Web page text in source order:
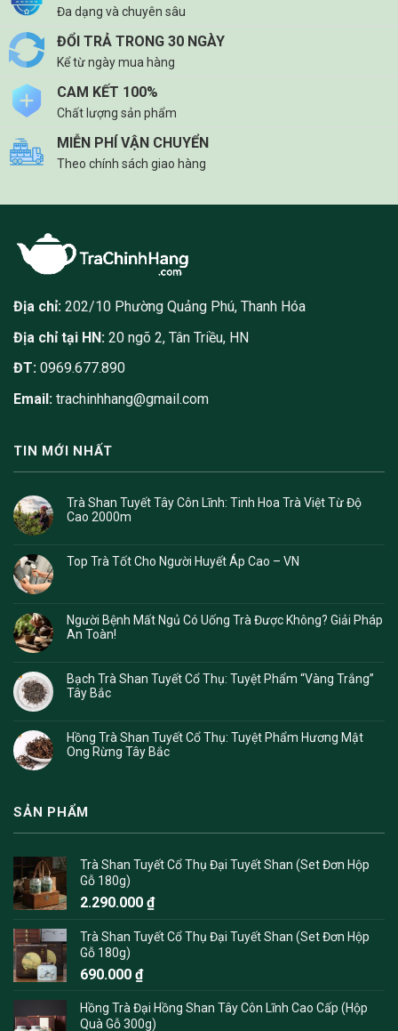
Đa dạng và chuyên sâu
ĐỔI TRẢ TRONG 30 NGÀY
Kể từ ngày mua hàng
CAM KẾT 100%
Chất lượng sản phẩm
MIỄN PHÍ VẬN CHUYỂN
Theo chính sách giao hàng
Địa chỉ: 202/10 Phường Quảng Phú, Thanh Hóa
Địa chỉ tại HN: 20 ngõ 2, Tân Triều, HN
ĐT: 0969.677.890
Email: trachinhhang@gmail.com
TIN MỚI NHẤT
Trà Shan Tuyết Tây Côn Lĩnh: Tinh Hoa Trà Việt Từ Độ
Cao 2000m
Top Trà Tốt Cho Người Huyết Áp Cao – VN
Người Bệnh Mất Ngủ Có Uống Trà Được Không? Giải Pháp
An Toàn!
Bạch Trà Shan Tuyết Cổ Thụ: Tuyệt Phẩm “Vàng Trắng”
Tây Bắc
Hồng Trà Shan Tuyết Cổ Thụ: Tuyệt Phẩm Hương Mật
Ong Rừng Tây Bắc
SẢN PHẨM
Trà Shan Tuyết Cổ Thụ Đại Tuyết Shan (Set Đơn Hộp
Gỗ 180g)
2.290.000 ₫
Trà Shan Tuyết Cổ Thụ Đại Tuyết Shan (Set Đơn Hộp
Gỗ 180g)
690.000 ₫
Hồng Trà Đại Hồng Shan Tây Côn Lĩnh Cao Cấp (Hộp
Quà Gỗ 300g)